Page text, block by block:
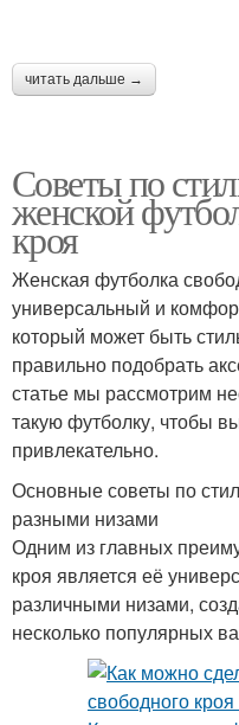
читать дальше →
Советы по
женской
кроя
Женская футболка
универсальный и
который может быть
правильно подобрать
статье мы рассмотрим
такую футболку, чтобы
привлекательно.
Основные советы по
разными низами
Одним из главных
кроя является её
различными низами,
несколько популярных